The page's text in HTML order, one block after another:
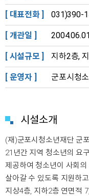
[ 대표전화 ] 031)390-
[ 개관일 ] 2004.06.01
[ 시설규모 ] 지하2층,
[ 운영자 ] 군포시청
시설소개
(재)군포시청소년재단 군
21년간 지역 청소년의 요
제공하여 청소년이 사회
살아갈 수 있도록 지원하
지상4층, 지하2층 연면적